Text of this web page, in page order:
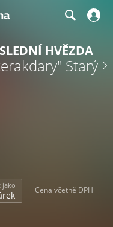
HVĚZDA
Starý
jako
Cena včetně DPH